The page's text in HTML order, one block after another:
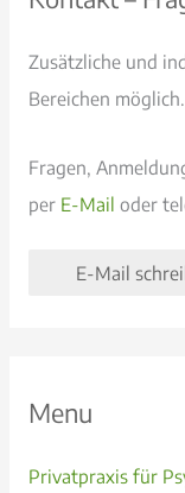
Zusätzliche und
Bereichen möglich.
Fragen,
per E-Mail oder
E-Mail
Menu
Privatpraxis für